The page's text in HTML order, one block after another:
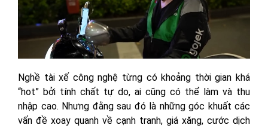
Nghề tài xế công nghệ từng có khoảng thời gian khá
“hot” bởi tính chất tự do, ai cũng có thể làm và thu
nhập cao. Nhưng đằng sau đó là những góc khuất các
vấn đề xoay quanh về cạnh tranh, giá xăng, cước dịch